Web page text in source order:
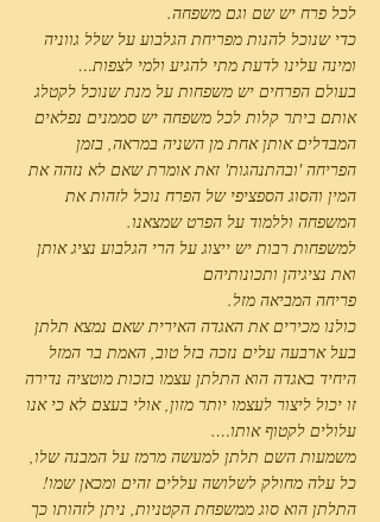
לכל פרח יש שם וגם משפחה.
כדי שנוכל להנות מפריחת הגלבוע על שלל גווניה
ומינה עלינו לדעת מתי להגיע ולמי לצפות…
בעולם הפרחים יש משפחות על מנת שנוכל לקטלג
אותם ביתר קלות לכל משפחה יש סממנים נפלאים
המבדלים אותן אחת מן השניה במראה, בזמן
הפריחה 'ובהתנהגות' זאת אומרת שאם לא נזהה את
המין והסוג הספציפי של הפרח נוכל לזהות את
המשפחה וללמוד על הפרט שמצאנו.
למשפחות רבות יש ייצוג על הרי הגלבוע נציג אותן
ואת נציגיהן ותכונותיהם
פריחה המביאה מזל.
כולנו מכירים את האגדה האירית שאם נמצא תלתן
בעל ארבעה עלים נזכה בזל טוב, האמת בר המזל
היחיד באגדה הוא התלתן עצמו בזכות מוטציה נדירה
זו יכול ליצור לעצמו יותר מזון, אולי בעצם לא כי אנו
עלולים לקטוף אותו….
משמעות השם תלתן למעשה מרמז על המבנה שלו,
כל עלה מחולק לשלושה עללים זהים ומכאן שמו!
התלתן הוא סוג ממשפחת הקטניות, ניתן לזהותו כך